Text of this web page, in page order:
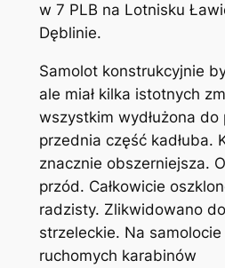
w 7 PLB na Lotnisku
Dęblinie.
Samolot konstrukcyjnie
ale miał kilka istotnych
wszystkim wydłużona do
przednia część kadłuba.
znacznie obszerniejsza.
przód. Całkowicie
radzisty. Zlikwidowano
strzeleckie. Na
ruchomych karabinów